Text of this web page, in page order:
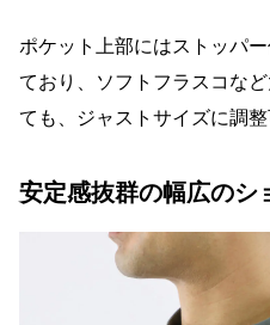
ポケット上部にはストッパ
ており、ソフトフラスコな
ても、ジャストサイズに調整
安定感抜群の幅広のシ